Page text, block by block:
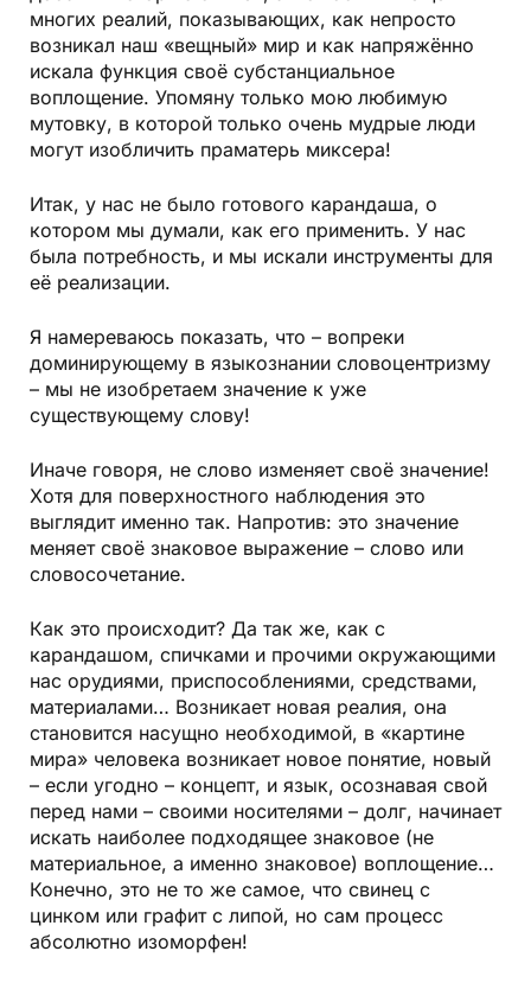
многих реалий, показывающих, как непросто
возникал наш «вещный» мир и как напряжённо
искала функция своё субстанциальное
воплощение. Упомяну только мою любимую
мутовку, в которой только очень мудрые люди
могут изобличить праматерь миксера!
Итак, у нас не было готового карандаша, о
котором мы думали, как его применить. У нас
была потребность, и мы искали инструменты для
её реализации.
Я намереваюсь показать, что – вопреки
доминирующему в языкознании словоцентризму
– мы не изобретаем значение к уже
существующему слову!
Иначе говоря, не слово изменяет своё значение!
Хотя для поверхностного наблюдения это
выглядит именно так. Напротив: это значение
меняет своё знаковое выражение – слово или
словосочетание.
Как это происходит? Да так же, как с
карандашом, спичками и прочими окружающими
нас орудиями, приспособлениями, средствами,
материалами… Возникает новая реалия, она
становится насущно необходимой, в «картине
мира» человека возникает новое понятие, новый
– если угодно – концепт, и язык, осознавая свой
перед нами – своими носителями – долг, начинает
искать наиболее подходящее знаковое (не
материальное, а именно знаковое) воплощение…
Конечно, это не то же самое, что свинец с
цинком или графит с липой, но сам процесс
абсолютно изоморфен!